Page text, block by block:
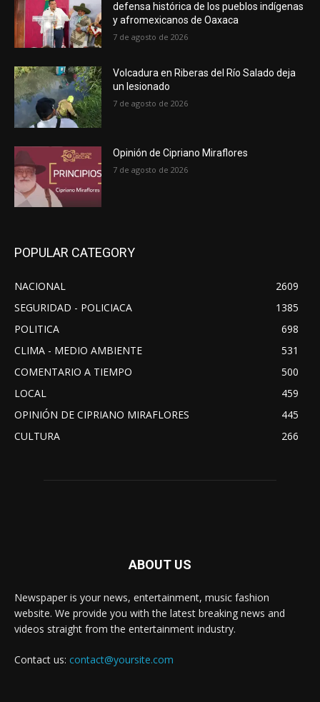
defensa histórica de los pueblos indígenas
y afromexicanos de Oaxaca
7 de agosto de 2026
Volcadura en Riberas del Río Salado deja
un lesionado
7 de agosto de 2026
Opinión de Cipriano Miraflores
7 de agosto de 2026
POPULAR CATEGORY
NACIONAL
2609
SEGURIDAD - POLICIACA
1385
POLITICA
698
CLIMA - MEDIO AMBIENTE
531
COMENTARIO A TIEMPO
500
LOCAL
459
OPINIÓN DE CIPRIANO MIRAFLORES
445
CULTURA
266
ABOUT US
Newspaper is your news, entertainment, music fashion
website. We provide you with the latest breaking news and
videos straight from the entertainment industry.
Contact us: contact@yoursite.com